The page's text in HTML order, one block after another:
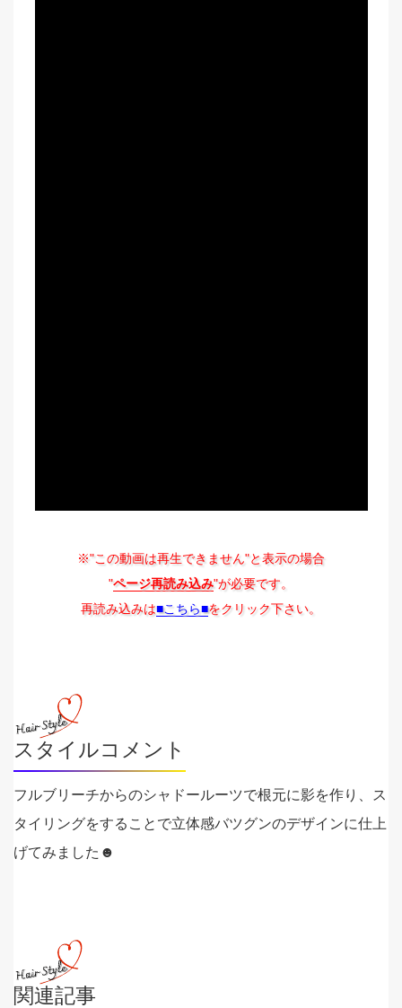
※"この動画は再生できません"と表示の場合
"ページ再読み込み"が必要です。
再読み込みは■こちら■をクリック下さい。
スタイルコメント
フルブリーチからのシャドールーツで根元に影を作り、ス
タイリングをすることで立体感バツグンのデザインに仕上
げてみました☻
関連記事